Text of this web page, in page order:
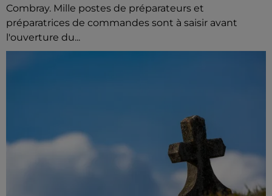
Combray. Mille postes de préparateurs et
préparatrices de commandes sont à saisir avant
l'ouverture du...